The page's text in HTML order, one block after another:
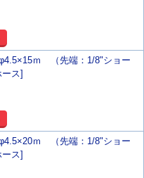
ｍ （先端：1/8"ショー
ース]
ｍ （先端：1/8"ショー
ース]